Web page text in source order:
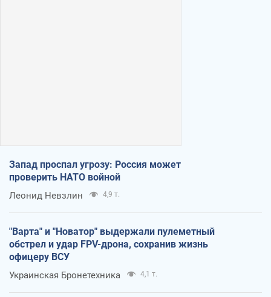
Запад проспал угрозу: Россия может
проверить НАТО войной
Леонид Невзлин 4,9 т.
"Варта" и "Новатор" выдержали пулеметный
обстрел и удар FPV-дрона, сохранив жизнь
офицеру ВСУ
Украинская Бронетехника 4,1 т.